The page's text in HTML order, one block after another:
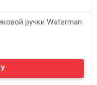
ручки Waterman
Waterman F,